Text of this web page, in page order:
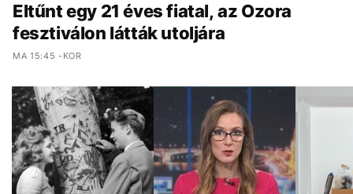
Eltűnt egy 21 éves fiatal, az Ozora
fesztiválon látták utoljára
MA 15:45 -KOR